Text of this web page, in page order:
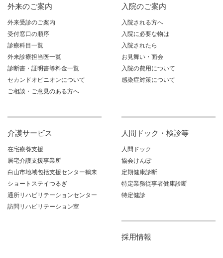
外来のご案内
外来受診のご案内
受付窓口の順序
診療科目一覧
外来診療担当医一覧
診断書・証明書等料金一覧
セカンドオピニオンについて
ご相談・ご意見のある方へ
入院のご案内
入院される方へ
入院に必要な物は
入院されたら
お見舞い・面会
入院の費用について
感染症対策について
介護サービス
在宅療養支援
居宅介護支援事業所
白山市地域包括支援センター鶴来
ショートステイつるぎ
通所リハビリテーションセンター
訪問リハビリテーション室
人間ドック・検診等
人間ドック
協会けんぽ
定期健康診断
特定業務従事者健康診断
特定健診
採用情報